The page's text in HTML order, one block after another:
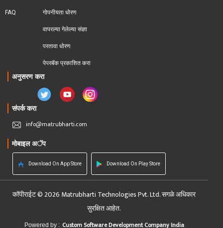
FAQ गोपनीयता धोरण
वापरल्या गेलेल्या संज्ञा
परतावा धोरण
पेपरबॅक प्रकाशित करा
अनुसरण करा
संपर्क करा
info@matrubharti.com
मोबाइल अॅप
Download On App Store Download On Play Store
कॉपीराईट © 2026 Matrubharti Technologies Pvt. Ltd. सगळे अधिकार
सुरक्षित आहेत.
Powered by : Custom Software Development Company India